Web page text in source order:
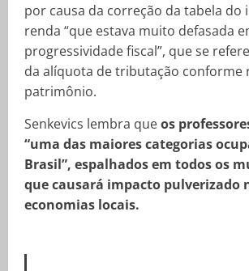
por causa da correção da tabela do
renda “que estava muito defasada
progressividade fiscal”, que se
da alíquota de tributação conforme
patrimônio.
Senkevics lembra queos
“uma das maiores categorias
Brasil”, espalhados em todos os
que causará impacto pulverizado
economias locais.